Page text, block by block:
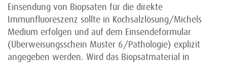
Einsendung von Biopsaten für die direkte
Immunfluoreszenz sollte in Kochsalzlösung/Michels
Medium erfolgen und auf dem Einsendeformular
(Überweisungsschein Muster 6/Pathologie) explizit
angegeben werden. Wird das Biopsatmaterial in